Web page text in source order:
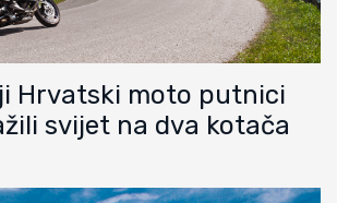
Hrvatski moto putnici
svijet na dva kotača